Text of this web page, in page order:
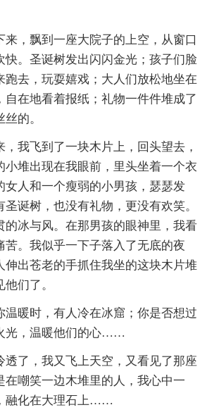
来，飘到一座大院子的上空，从窗口
快。圣诞树发出闪闪金光；孩子们脸
跑去，玩耍嬉戏；大人们放松地坐在
自在地看着报纸；礼物一件件堆成了
的。
，我飞到了一块木片上，回头望去，
小堆出现在我眼前，里头坐着一个衣
女人和一个瘦弱的小男孩，瑟瑟发
诞树，也没有礼物，更没有欢笑。
的冰与风。在那男孩的眼神里，我看
苦。我似乎一下子落入了无底的夜
伸出苍老的手抓住我坐的这块木片堆
们了。
温暖时，有人冷在冰窟；你是否想过
光，温暖他们的心……
透了，我又飞上天空，又看见了那座
在嘲笑一边木堆里的人，我心中一
融化在大理石上……